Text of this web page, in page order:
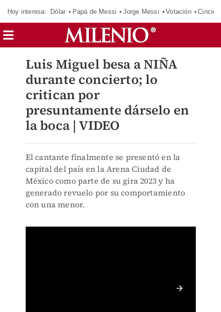
Hoy interesa: Dólar Papá de Messi Jorge Messi Votación
Luis Miguel besa a NIÑA
durante concierto; lo
critican por
presuntamente dárselo en
la boca | VIDEO
El cantante finalmente se presentó en la
capital del país en la Arena Ciudad de
México como parte de su gira 2023 y ha
generado revuelo por su comportamiento
con una menor.